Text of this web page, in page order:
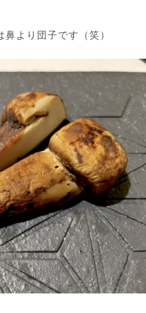
より団子です（笑）